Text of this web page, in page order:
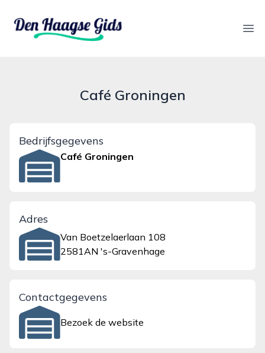
denhaagsegids.nl
Café Groningen
Bedrijfsgegevens
Café Groningen
Adres
Van Boetzelaerlaan 108
2581AN 's-Gravenhage
Contactgegevens
Bezoek de website